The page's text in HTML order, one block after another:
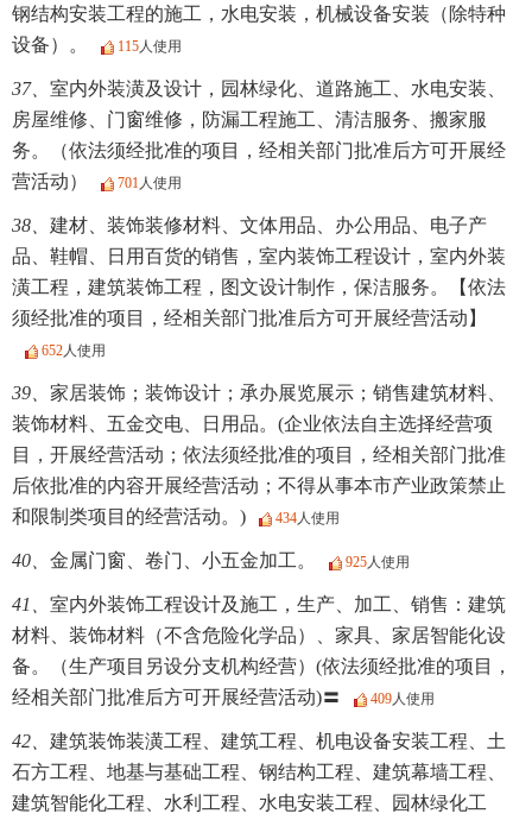
钢结构安装工程的施工，水电安装，机械设备安装（除特种
设备）。
115人使用
37、 室内外装潢及设计，园林绿化、道路施工、水电安装、
房屋维修、门窗维修，防漏工程施工、清洁服务、搬家服
务。（依法须经批准的项目，经相关部门批准后方可开展经
营活动）
701人使用
38、 建材、装饰装修材料、文体用品、办公用品、电子产
品、鞋帽、日用百货的销售，室内装饰工程设计，室内外装
潢工程，建筑装饰工程，图文设计制作，保洁服务。【依法
须经批准的项目，经相关部门批准后方可开展经营活动】
652人使用
39、 家居装饰；装饰设计；承办展览展示；销售建筑材料、
装饰材料、五金交电、日用品。(企业依法自主选择经营项
目，开展经营活动；依法须经批准的项目，经相关部门批准
后依批准的内容开展经营活动；不得从事本市产业政策禁止
和限制类项目的经营活动。)
434人使用
40、 金属门窗、卷门、小五金加工。 925人使用
41、 室内外装饰工程设计及施工，生产、加工、销售：建筑
材料、装饰材料（不含危险化学品）、家具、家居智能化设
备。（生产项目另设分支机构经营）(依法须经批准的项目，
经相关部门批准后方可开展经营活动)〓
409人使用
42、 建筑装饰装潢工程、建筑工程、机电设备安装工程、土
石方工程、地基与基础工程、钢结构工程、建筑幕墙工程、
建筑智能化工程、水利工程、水电安装工程、园林绿化工